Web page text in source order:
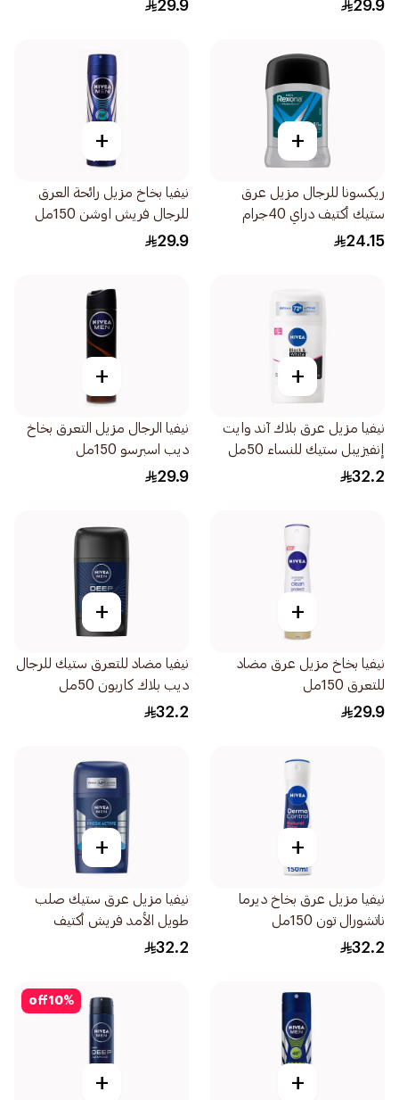
29.9
29.9
+
ريكسونا للرجال مزيل عرق
ستيك أكتيف دراي 40جرام
24.15
+
نيفيا بخاخ مزيل رائحة العرق
للرجال فريش اوشن 150مل
29.9
+
نيفيا مزيل عرق بلاك آند وايت
إنفيزيبل ستيك للنساء 50مل
32.2
+
نيفيا الرجال مزيل التعرق بخاخ
ديب اسبرسو 150مل
29.9
+
نيفيا بخاخ مزيل عرق مضاد
للتعرق 150مل
29.9
+
نيفيا مضاد للتعرق ستيك للرجال
ديب بلاك كاربون 50مل
32.2
+
نيفيا مزيل عرق بخاخ ديرما
ناتشورال تون 150مل
32.2
+
نيفيا مزيل عرق ستيك صلب
طويل الأمد فريش أكتيف
بالمنثول 50مل 150
32.2
+
10%
off
+